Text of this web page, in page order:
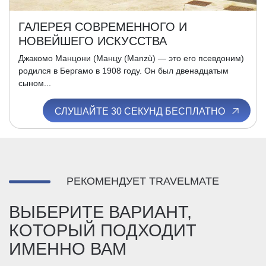
ГАЛЕРЕЯ СОВРЕМЕННОГО И
НОВЕЙШЕГО ИСКУССТВА
Джакомо Манцони (Манцу (Manzù) — это его псевдоним)
родился в Бергамо в 1908 году. Он был двенадцатым
сыном...
СЛУШАЙТЕ 30 СЕКУНД БЕСПЛАТНО
РЕКОМЕНДУЕТ TRAVELMATE
ВЫБЕРИТЕ ВАРИАНТ,
КОТОРЫЙ ПОДХОДИТ
ИМЕННО ВАМ